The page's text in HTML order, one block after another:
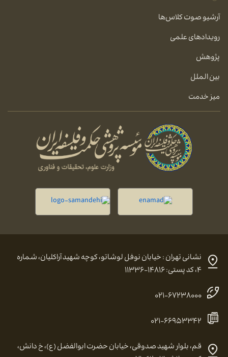
آرشیو صوت کلاس‌ها
رویدادهای علمی
پژوهش
بین الملل
میز خدمت
نشانی تهران : خیابان نوفل لوشاتو، کوچه شهید آراکلیان، شماره
۴، کد پستی: ۱۴۸۱۶-۱۱۳۳۶
۰۲۱-۶۷۲۳۸۰۰۰
۰۲۱-۶۶۹۵۳۳۴۲
قم، بلوار شهید صدوقی، خیابان حضرت ابوالفضل (ع)، خ دانش،